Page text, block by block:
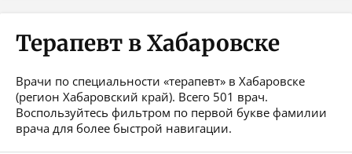
Терапевт в Хабаровске
Врачи по специальности «терапевт» в Хабаровске
(регион Хабаровский край). Всего 501 врач.
Воспользуйтесь фильтром по первой букве фамилии
врача для более быстрой навигации.